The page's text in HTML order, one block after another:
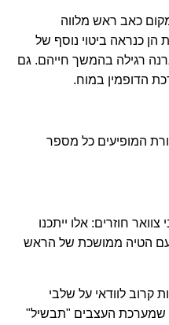
כאב ראש מלווה
כנראה ביטוי נוסף של
רגילה בהמשך חייהם. גם
הדופמין במוח.
כל מספר
חוזרים: אלו ייתכנו
הטיה ממושכת של הראש
לוודאי על שלבי
העצבים "תבשיל"